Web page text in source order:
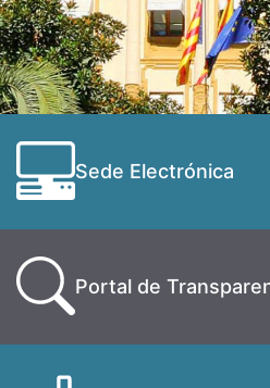
Sede Electrónica
Portal de